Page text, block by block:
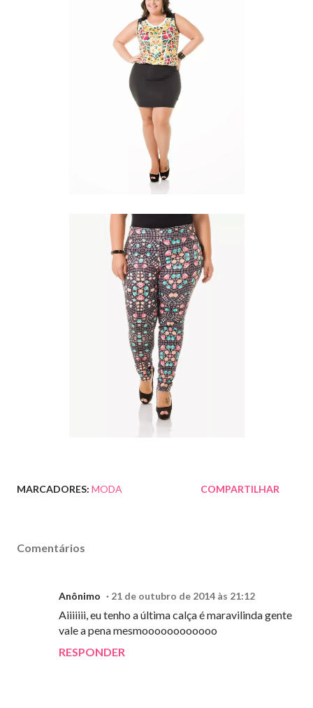
MARCADORES: MODA COMPARTILHAR
Comentários
Anônimo 21 de outubro de 2014 às 21:12
Aiiiiiii, eu tenho a última calça é maravilinda gente
vale a pena mesmoooooooooooo
RESPONDER